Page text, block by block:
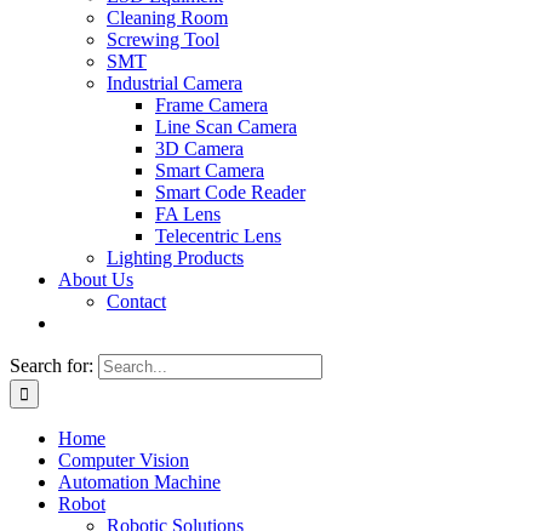
Cleaning Room
Screwing Tool
SMT
Industrial Camera
Frame Camera
Line Scan Camera
3D Camera
Smart Camera
Smart Code Reader
FA Lens
Telecentric Lens
Lighting Products
About Us
Contact
Search for:
Home
Computer Vision
Automation Machine
Robot
Robotic Solutions